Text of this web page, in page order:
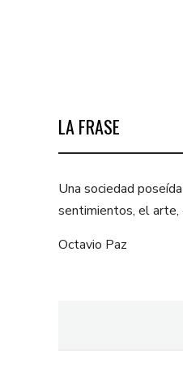
LA FRASE
Una sociedad
sentimientos, el arte,
Octavio Paz